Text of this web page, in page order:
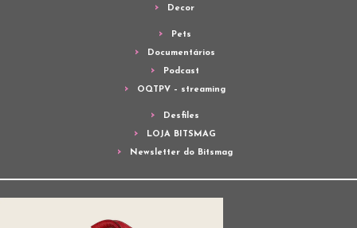
Decor
Pets
Documentários
Podcast
OQTPV – streaming
Desfiles
LOJA BITSMAG
Newsletter do Bitsmag